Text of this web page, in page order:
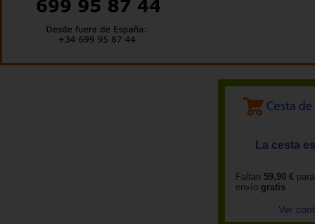
La cesta
Faltan 59,90 €
envío gratis
Ver